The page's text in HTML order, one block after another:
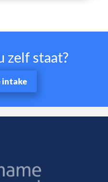
zelf staat?
intake